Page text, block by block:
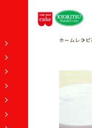
ホーム レシピ